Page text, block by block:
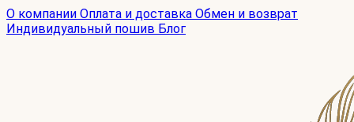
О компании Оплата и доставка Обмен и возврат
Индивидуальный пошив Блог